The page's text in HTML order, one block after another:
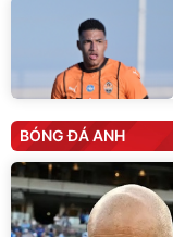
BÓNG ĐÁ ANH